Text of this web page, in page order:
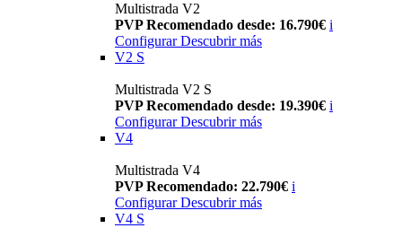
Multistrada V2
PVP Recomendado desde: 16.790€ i
Configurar Descubrir más
V2 S
Multistrada V2 S
PVP Recomendado desde: 19.390€ i
Configurar Descubrir más
V4
Multistrada V4
PVP Recomendado: 22.790€ i
Configurar Descubrir más
V4 S